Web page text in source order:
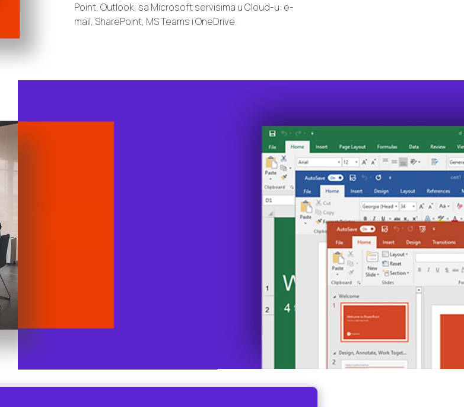
Point, Outlook, sa Microsoft servisima u Cloud-u: e-
mail, SharePoint, MS Teams i OneDrive.